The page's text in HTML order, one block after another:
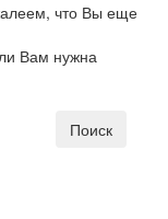
что Вы еще
Вам нужна
Поиск